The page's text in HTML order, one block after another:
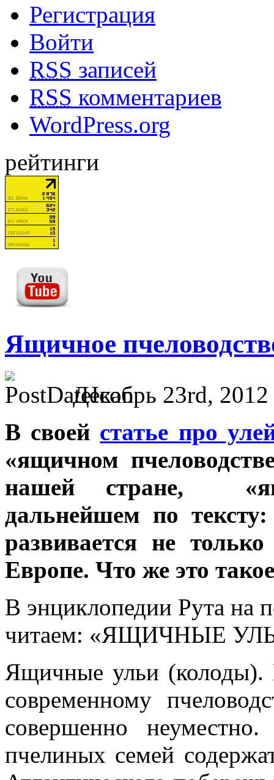
Регистрация
Войти
RSS записей
RSS комментариев
WordPress.org
рейтинги
Ящичное
Декабрь 23rd,
В своей статье про
«ящичном
нашей стране,
дальнейшем по
развивается не
Европе. Что же это
В энциклопедии Рута на
читаем: «ЯЩИЧНЫЕ
Ящичные ульи (колоды).
современному
совершенно
пчелиных семей